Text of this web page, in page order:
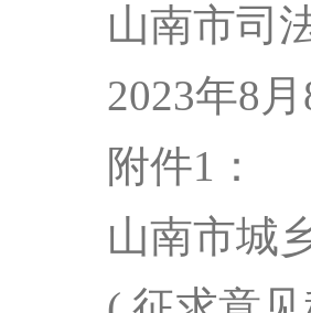
山南市司
2023年8月
附件1：
山南市城